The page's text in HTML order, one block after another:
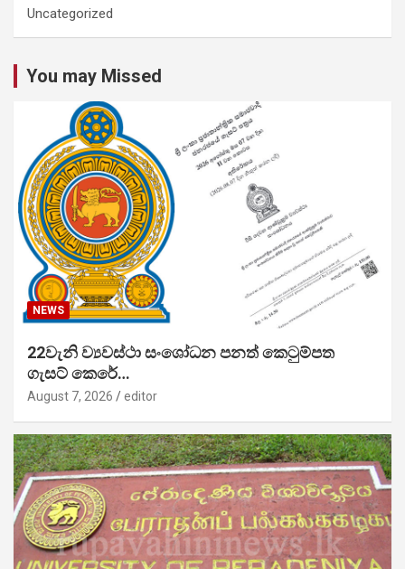
Uncategorized
You may Missed
NEWS
22වැනි ව්‍යවස්ථා සංශෝධන පනත් කෙටුම්පත
ගැසට් කෙරේ…
August 7, 2026 editor